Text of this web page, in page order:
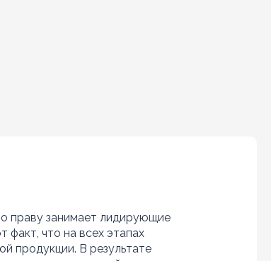
праву занимает лидирующие
что на всех этапах
продукции. В результате